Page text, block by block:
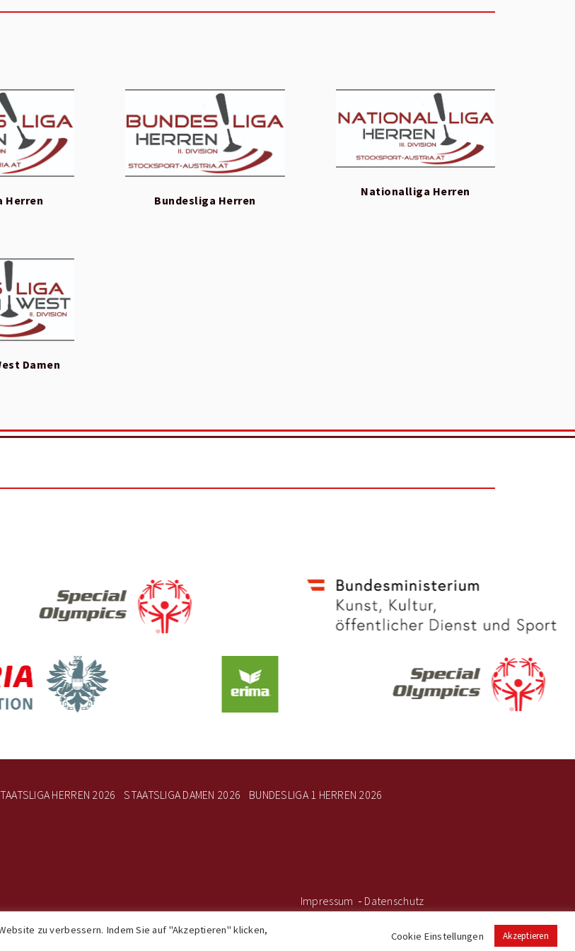
Herren Bundesliga Herren
Nationalliga Herren
Damen
HERREN 2026 STAATSLIGA DAMEN 2026
BUNDESLIGA 1 HERREN 2026
Impressum Datenschutz
© Bund Österreichischer Eis- und Stocksportler
zu verbessern. Indem Sie auf "Akzeptieren" klicken,
Cookie Einstellungen Akzeptieren